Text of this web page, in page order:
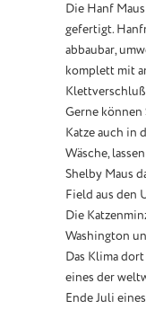
Die Hanf
gefertigt.
abbaubar,
komplett mit
Gerne können
Katze auch in
Wäsche,
Shelby Maus
Field aus den
Die
Washington
Das Klima
eines der
Ende Juli